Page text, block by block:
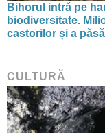
Bihorul intră pe
biodiversitate.
castorilor și a
CULTURĂ